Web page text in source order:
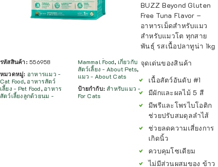
รหัสสินค้า: 556958
หมวดหมู่: อาหารแมว -
Cat Food, อาหารสัตว์
เลี้ยง - Pet Food, อาหาร
สัตว์เลี้ยงลูกด้วยนม -
Mammal Food, เกี่ยวกับ
สัตว์เลี้ยง - About Pets,
แมว - About Cats
ป้ายกำกับ:สำหรับแมว -
For Cats
BUZZ Beyond Gluten
Free Tuna Flavor –
อาหารเม็ดสำหรับแมว
สำหรับแมวโต ทุกสาย
พันธุ์ รสเนื้อปลาทูน่า 1kg
จุดเด่นของสินค้า
เนื้อสัตว์อันดับ #1
มีผักและผลไม้ 5 สี
มีพรีและโพรไบโอติก
ช่วยปรับสมดุลลำไส้
ช่วยลดความเสี่ยงการ
เกิดนิ้ว
ควบคุมโซเดียม
ไม่มีส่วนผสมของ ข้าว